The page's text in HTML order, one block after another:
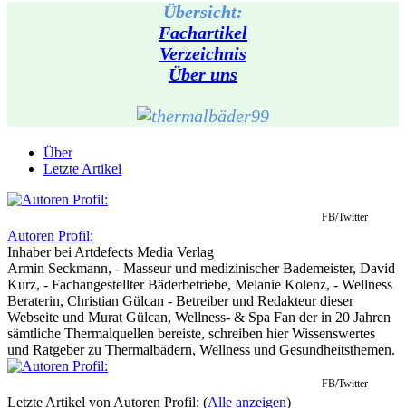
Übersicht:
Fachartikel
Verzeichnis
Über uns
Über
Letzte Artikel
FB/Twitter
Autoren Profil:
Inhaberbei Artdefects Media Verlag
Armin Seckmann, - Masseur und medizinischer Bademeister, David
Kurz, - Fachangestellter Bäderbetriebe, Melanie Kolenz, - Wellness
Beraterin, Christian Gülcan - Betreiber und Redakteur dieser
Webseite und Murat Gülcan, Wellness- & Spa Fan der in 20 Jahren
sämtliche Thermalquellen bereiste, schreiben hier Wissenswertes
und Ratgeber zu Thermalbädern, Wellness und Gesundheitsthemen.
FB/Twitter
Letzte Artikel von Autoren Profil: (Alle anzeigen)